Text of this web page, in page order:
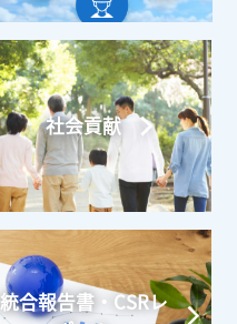
社会貢献
統合報告書・CSRレ